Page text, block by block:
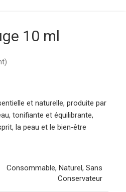
10 ml
et naturelle, produite par
tonifiante et équilibrante,
la peau et le bien‑être
Consommable, Naturel, Sans
Conservateur